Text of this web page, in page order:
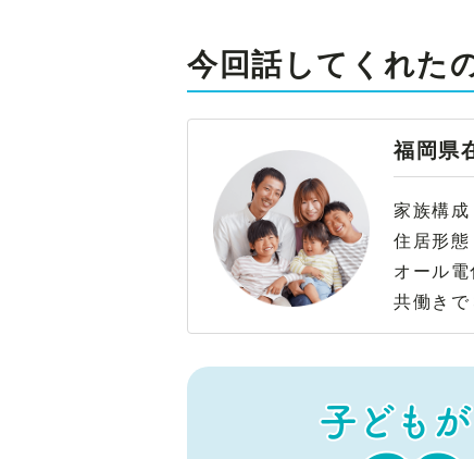
今回話してくれた
福岡県
家族構成
住居形態
オール
共働きで